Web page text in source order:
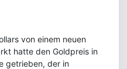
von einem neuen
hatte den Goldpreis in
getrieben, der in